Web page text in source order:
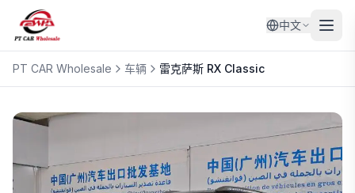
中文
PT CAR Wholesale 车辆 雷克萨斯 RX Classic